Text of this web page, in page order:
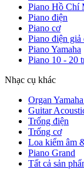
Piano Hồ Chí
Piano điện
Piano cơ
Piano điện giả
Piano Yamaha
Piano 10 - 20
Nhạc cụ khác
Organ
Guitar
Trống điện
Trống cơ
Loa kiểm âm
Piano Grand
Tất cả sản